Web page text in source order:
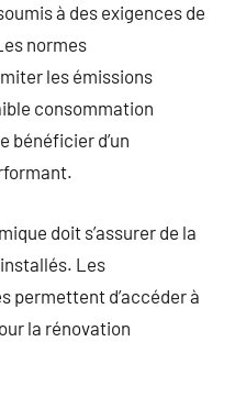
à des exigences de
normes
les émissions
consommation
bénéficier d’un
doit s’assurer de la
Les
permettent d’accéder à
la rénovation